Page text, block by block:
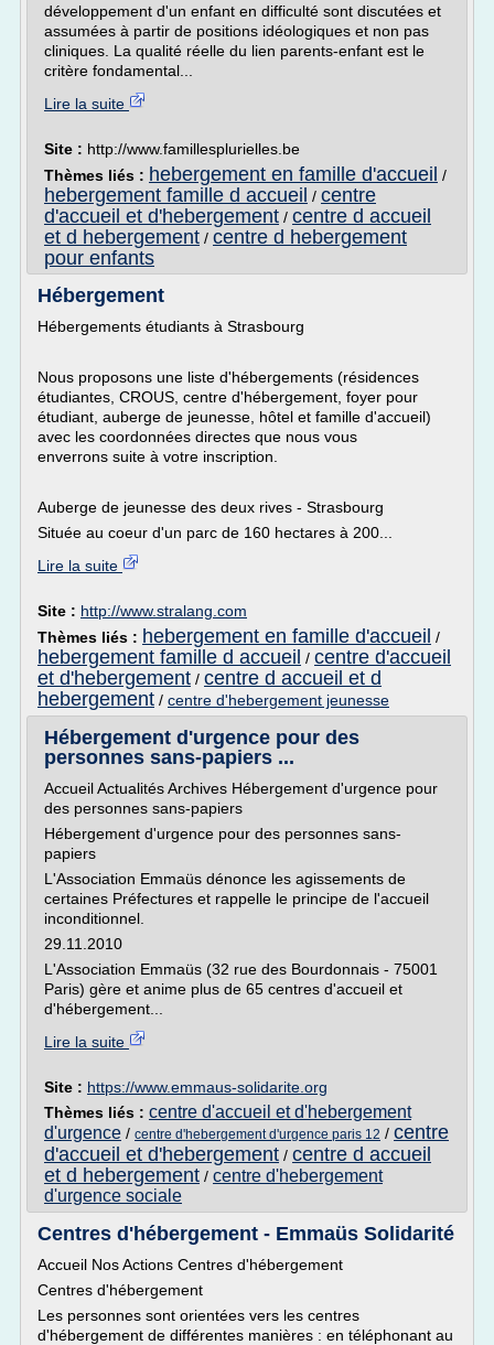
développement d'un enfant en difficulté sont discutées et
assumées à partir de positions idéologiques et non pas
cliniques. La qualité réelle du lien parents-enfant est le
critère fondamental...
Lire la suite
Site : http://www.famillesplurielles.be
Thèmes liés : hebergement en famille d'accueil /
hebergement famille d accueil / centre
d'accueil et d'hebergement / centre d accueil
et d hebergement / centre d hebergement
pour enfants
Hébergement
Hébergements étudiants à Strasbourg
Nous proposons une liste d'hébergements (résidences
étudiantes, CROUS, centre d'hébergement, foyer pour
étudiant, auberge de jeunesse, hôtel et famille d'accueil)
avec les coordonnées directes que nous vous
enverrons suite à votre inscription.
Auberge de jeunesse des deux rives - Strasbourg
Située au coeur d'un parc de 160 hectares à 200...
Lire la suite
Site : http://www.stralang.com
Thèmes liés : hebergement en famille d'accueil /
hebergement famille d accueil / centre d'accueil
et d'hebergement / centre d accueil et d
hebergement / centre d'hebergement jeunesse
Hébergement d'urgence pour des
personnes sans-papiers ...
Accueil Actualités Archives Hébergement d'urgence pour
des personnes sans-papiers
Hébergement d'urgence pour des personnes sans-
papiers
L'Association Emmaüs dénonce les agissements de
certaines Préfectures et rappelle le principe de l'accueil
inconditionnel.
29.11.2010
L'Association Emmaüs (32 rue des Bourdonnais - 75001
Paris) gère et anime plus de 65 centres d'accueil et
d'hébergement...
Lire la suite
Site : https://www.emmaus-solidarite.org
Thèmes liés : centre d'accueil et d'hebergement
d'urgence / centre d'hebergement d'urgence paris 12 / centre
d'accueil et d'hebergement / centre d accueil
et d hebergement / centre d'hebergement
d'urgence sociale
Centres d'hébergement - Emmaüs Solidarité
Accueil Nos Actions Centres d'hébergement
Centres d'hébergement
Les personnes sont orientées vers les centres
d'hébergement de différentes manières : en téléphonant au